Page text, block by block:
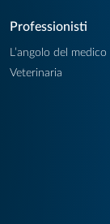
Professionisti
L’angolo del medico
Veterinaria